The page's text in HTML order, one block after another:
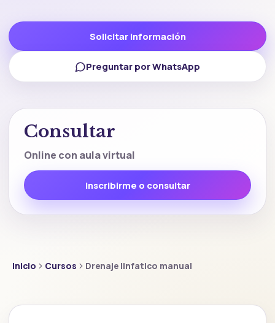
Solicitar información
Preguntar por WhatsApp
Consultar
Online con aula virtual
Inscribirme o consultar
Inicio Cursos Drenaje linfatico manual